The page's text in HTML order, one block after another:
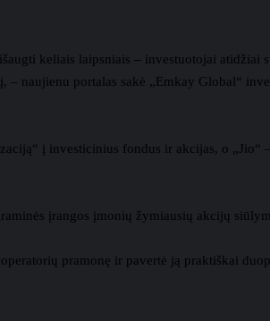
keliais laipsniais – investuotojai atidžiai
naujienu portalas sakė „Emkay Global“
į investicinius fondus ir akcijas, o „Jio“
įrangos įmonių žymiausių akcijų
pramonę ir pavertė ją praktiškai